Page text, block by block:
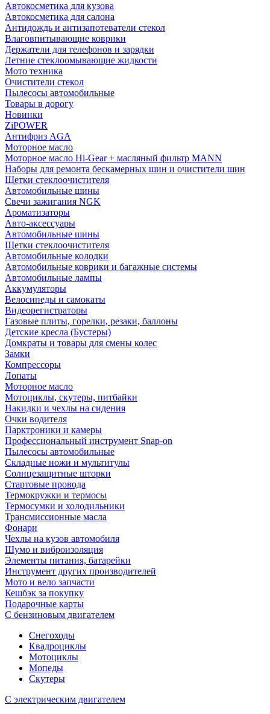
Автокосметика для кузова
Автокосметика для салона
Антидождь и антизапотеватели стекол
Влаговпитывающие коврики
Держатели для телефонов и зарядки
Летние стеклоомывающие жидкости
Мото техника
Очистители стекол
Пылесосы автомобильные
Товары в дорогу
Новинки
ZiPOWER
Антифриз AGA
Моторное масло
Моторное масло Hi-Gear + масляный фильтр MANN
Наборы для ремонта бескамерных шин и очистители шин
Щетки стеклоочистителя
Автомобильные шины
Свечи зажигания NGK
Ароматизаторы
Авто-аксессуары
Автомобильные шины
Щетки стеклоочистителя
Автомобильные колодки
Автомобильные коврики и багажные системы
Автомобильные лампы
Аккумуляторы
Велосипеды и самокаты
Видеорегистраторы
Газовые плиты, горелки, резаки, баллоны
Детские кресла (Бустеры)
Домкраты и товары для смены колес
Замки
Компрессоры
Лопаты
Моторное масло
Мотоциклы, скутеры, питбайки
Накидки и чехлы на сидения
Очки водителя
Парктроники и камеры
Профессиональный инструмент Snap-on
Пылесосы автомобильные
Складные ножи и мультитулы
Солнцезащитные шторки
Стартовые провода
Термокружки и термосы
Термосумки и холодильники
Трансмиссионные масла
Фонари
Чехлы на кузов автомобиля
Шумо и виброизоляция
Элементы питания, батарейки
Инструмент других производителей
Мото и вело запчасти
Кешбэк за покупку
Подарочные карты
С бензиновым двигателем
Снегоходы
Квадроциклы
Мотоциклы
Мопеды
Скутеры
С электрическим двигателем